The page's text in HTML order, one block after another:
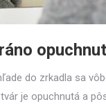
do zrkadla sa
je opuchnutá a